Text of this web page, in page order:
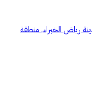
رياض الخبراء, منطقة